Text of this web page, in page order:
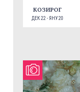
КОЗИРОГ
ДЕК 22 - ЯНУ 20